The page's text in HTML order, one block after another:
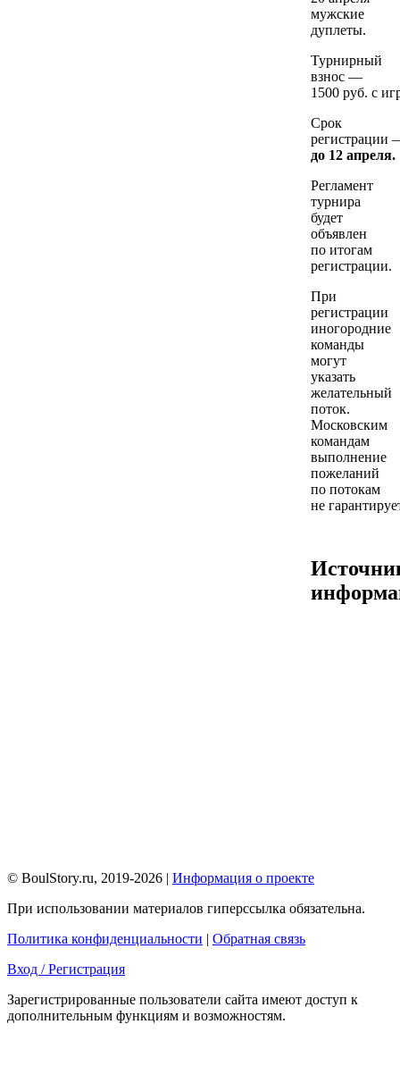
мужские
дуплеты.
Турнирный
взнос —
1500 руб. с
Срок
регистрации
до 12 апреля.
Регламент
турнира
будет
объявлен
по итогам
регистрации.
При
регистрации
иногородние
команды
могут
указать
желательный
поток.
Московским
командам
выполнение
пожеланий
по потокам
не
© BoulStory.ru, 2019-2026 | Информация о проекте
При использовании материалов гиперссылка обязательна.
Политика конфиденциальности | Обратная связь
Вход / Регистрация
Зарегистрированные пользователи сайта имеют доступ к
дополнительным функциям и возможностям.